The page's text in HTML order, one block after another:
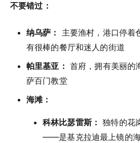
不要错过：
纳乌萨：
主要渔村，港口停着
有很棒的餐厅和迷人的街道
帕里基亚： 首府，拥有美丽的
萨百门教堂
海滩：
科林比瑟雷斯： 独特的花
——是基克拉迪最上镜的